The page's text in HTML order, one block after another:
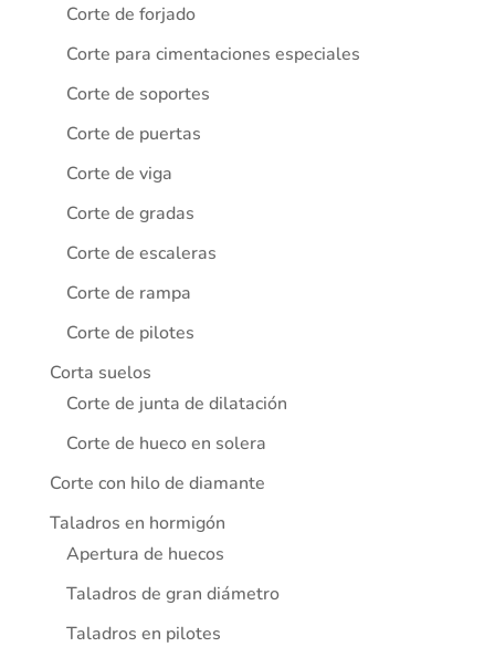
Corte de forjado
Corte para cimentaciones especiales
Corte de soportes
Corte de puertas
Corte de viga
Corte de gradas
Corte de escaleras
Corte de rampa
Corte de pilotes
Corta suelos
Corte de junta de dilatación
Corte de hueco en solera
Corte con hilo de diamante
Taladros en hormigón
Apertura de huecos
Taladros de gran diámetro
Taladros en pilotes